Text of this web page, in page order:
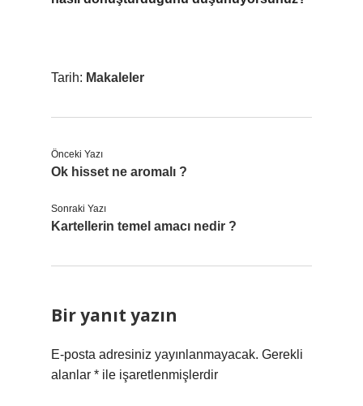
Tarih: Makaleler
Önceki Yazı
Ok hisset ne aromalı ?
Sonraki Yazı
Kartellerin temel amacı nedir ?
Bir yanıt yazın
E-posta adresiniz yayınlanmayacak. Gerekli
alanlar * ile işaretlenmişlerdir